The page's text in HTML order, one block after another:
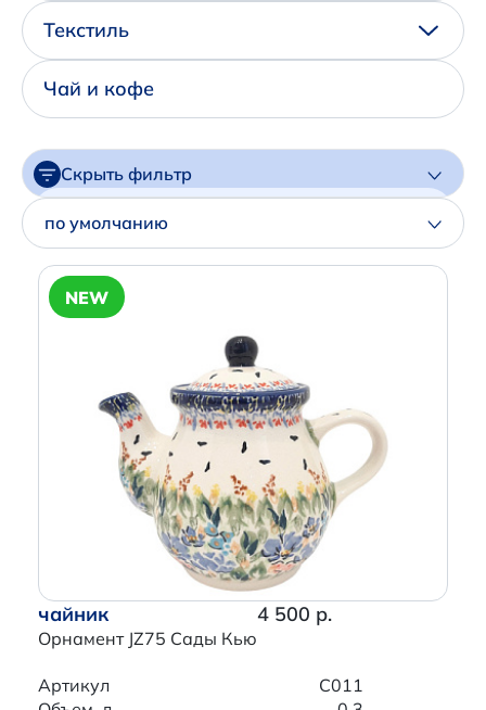
Написать нам в Телеграм
+7 (925) 294-91-85
,
+7 (926) 702-09-76
Текстиль
Чай и кофе
Скрыть фильтр
Артикул
Производитель
по умолчанию
NEW
чайник
Орнамент JZ75 Сады Кью
4 500 р.
Артикул
C011